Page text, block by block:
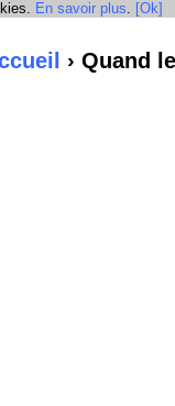
En savoir plus. [Ok]
› Quand